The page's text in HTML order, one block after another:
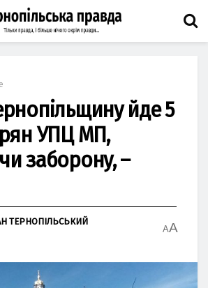
йде 5
УПЦ МП,
заборону, –
ТЕРНОПІЛЬСЬКИЙ
AA